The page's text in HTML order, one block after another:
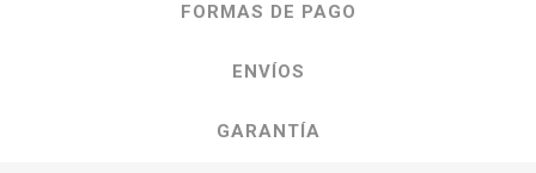
FORMAS DE PAGO
ENVÍOS
GARANTÍA